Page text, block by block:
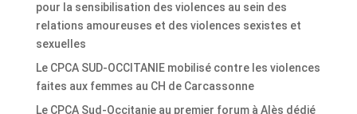
pour la sensibilisation des violences au sein des
relations amoureuses et des violences sexistes et
sexuelles
Le CPCA SUD-OCCITANIE mobilisé contre les violences
faites aux femmes au CH de Carcassonne
Le CPCA Sud-Occitanie au premier forum à Alès dédié